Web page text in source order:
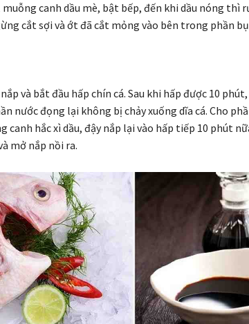
canh dầu mè, bật bếp, đến khi dầu nóng thì
cắt sợi và ớt đã cắt mỏng vào bên trong phần
và bắt đầu hấp chín cá. Sau khi hấp được 10
nước đọng lại không bị chảy xuống dĩa cá. Cho
canh hắc xì dầu, đậy nắp lại vào hấp tiếp 10 phút
mở nắp nồi ra.